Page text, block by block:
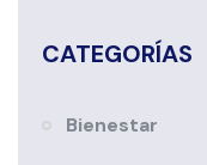
CATEGORÍAS
Bienestar